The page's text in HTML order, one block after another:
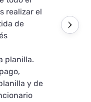
realizar el
de
planilla.
y de
del punto.